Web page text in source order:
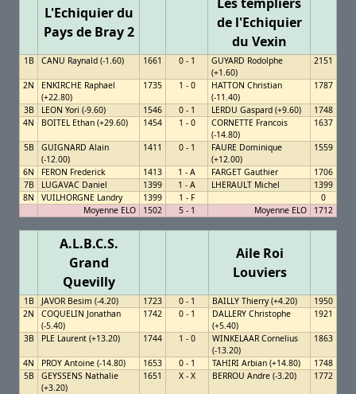
L'Echiquier du
Pays de Bray 2
de l'Echiquier
du Vexin
1B CANU Raynald (-1.60) 1661 0 - 1
GUYARD Rodolphe
(+1.60)
2151
2N
ENKIRCHE Raphael
(+22.80)
1735 1 - 0
HATTON Christian
(-11.40)
1787
3B LEON Yori (-9.60) 1546 0 - 1 LERDU Gaspard (+9.60)
1748
4N
BOITEL Ethan (+29.60) 1454 1 - 0
CORNETTE Francois
(-14.80)
1637
5B
GUIGNARD Alain
(-12.00)
1411 0 - 1
FAURE Dominique
(+12.00)
1559
6N FERON Frederick 1413 1 - A FARGET Gauthier
1706
7B
LUGAVAC Daniel 1399 1 - A LHERAULT Michel
1399
8N
VUILHORGNE Landry 1399 1 - F
0
Moyenne ELO
1502 5 - 1 Moyenne ELO 1712
A.L.B.C.S.
Grand
Quevilly
Aile Roi
Louviers
1B JAVOR Besim (-4.20) 1723 0 - 1 BAILLY Thierry (+4.20)
1950
2N
COQUELIN Jonathan
(-5.40)
1742 0 - 1
DALLERY Christophe
(+5.40)
1921
3B PLE Laurent (+13.20) 1744 1 - 0
WINKELAAR Cornelius
(-13.20)
1863
4N PROY Antoine (-14.80) 1653 0 - 1 TAHIRI Arbian (+14.80)
1748
5B
GEYSSENS Nathalie
(+3.20)
1651 X - X BERROU Andre (-3.20) 1772